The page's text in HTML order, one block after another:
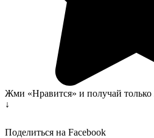
Жми «Нравится» и получай
↓
Поделиться на Facebook